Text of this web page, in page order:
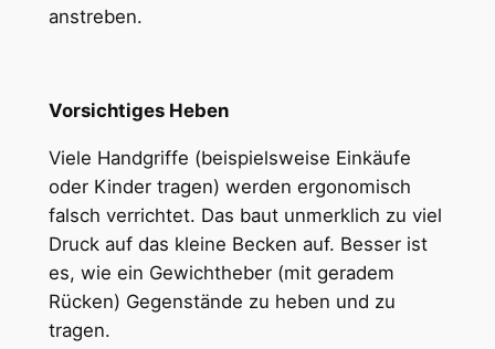
anstreben.
Vorsichtiges Heben
Viele Handgriffe (beispielsweise Einkäufe
oder Kinder tragen) werden ergonomisch
falsch verrichtet. Das baut unmerklich zu viel
Druck auf das kleine Becken auf. Besser ist
es, wie ein Gewichtheber (mit geradem
Rücken) Gegenstände zu heben und zu
tragen.